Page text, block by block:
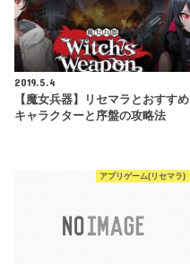
2019.5.4
【魔女兵器】リセマラとおすすめ
キャラクターと序盤の攻略法
アプリゲーム(リセマラ)